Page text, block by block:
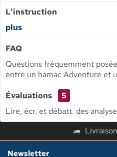
L'instruction
plus
FAQ
Questions fréquemment
entre un hamac Adventure et
Évaluations
5
Lire, écr. et débatt. des
Newsletter